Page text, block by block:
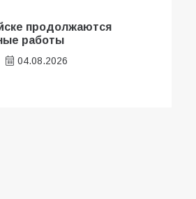
продолжаются
работы
04.08.2026